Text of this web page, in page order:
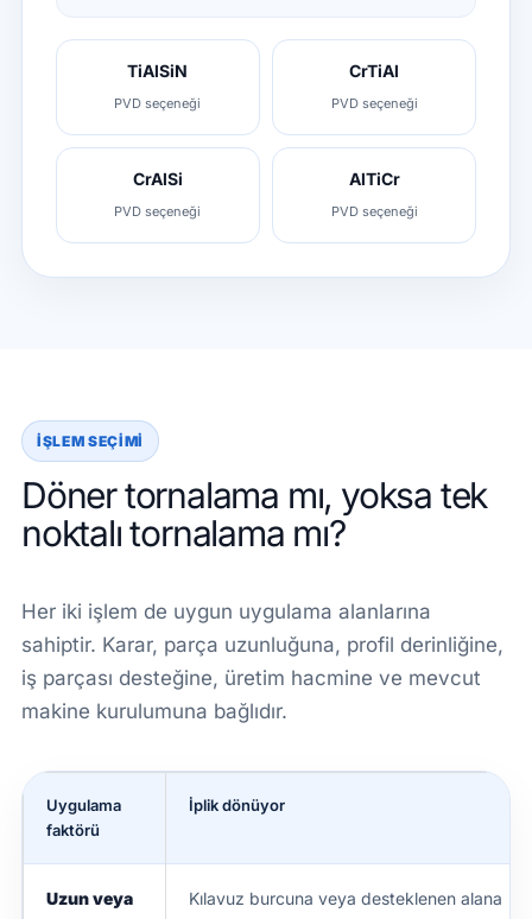
TiAlSiN
PVD seçeneği
CrTiAl
PVD seçeneği
CrAlSi
PVD seçeneği
AlTiCr
PVD seçeneği
İŞLEM SEÇIMI
Döner tornalama mı, yoksa tek
noktalı tornalama mı?
Her iki işlem de uygun uygulama alanlarına
sahiptir. Karar, parça uzunluğuna, profil derinliğine,
iş parçası desteğine, üretim hacmine ve mevcut
makine kurulumuna bağlıdır.
Uygulama
faktörü
İplik dönüyor
Uzun veya
Kılavuz burcuna veya desteklenen alana